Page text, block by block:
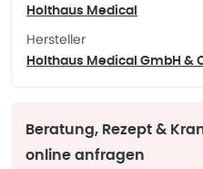
Holthaus Medical
Hersteller
Holthaus Medical GmbH &
Beratung, Rezept &
online anfragen